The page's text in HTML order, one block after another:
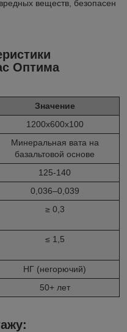
веществ, безопасен
Оптима
Значение
1200х600х100
Минеральная вата на
базальтовой основе
125-140
0,036–0,039
≥ 0,3
≤ 1,5
НГ (негорючий)
50+ лет